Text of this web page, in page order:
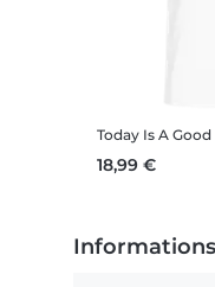
18,99 €